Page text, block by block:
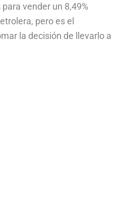
vender un 8,49%
pero es el
la decisión de llevarlo a